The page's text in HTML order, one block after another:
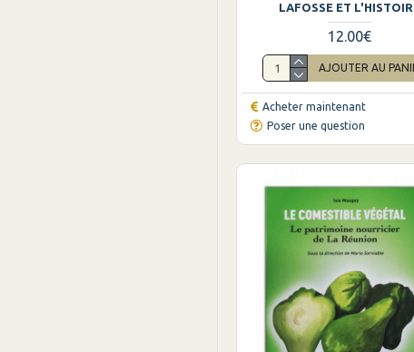
LAFOSSE ET
12.00€
AJOUTER AU
Acheter maintenant
Poser une question